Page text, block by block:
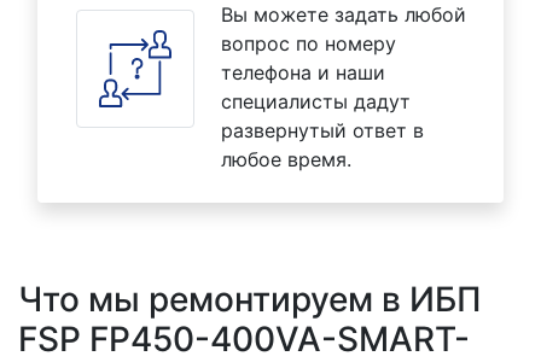
Вы можете задать любой
вопрос по номеру
телефона и наши
специалисты дадут
развернутый ответ в
любое время.
Что мы ремонтируем в ИБП
FSP FP450-400VA-SMART-